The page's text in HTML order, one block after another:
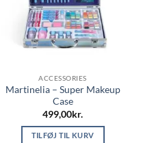
ACCESSORIES
Martinelia – Super Makeup
Case
499,00kr.
TILFØJ TIL KURV